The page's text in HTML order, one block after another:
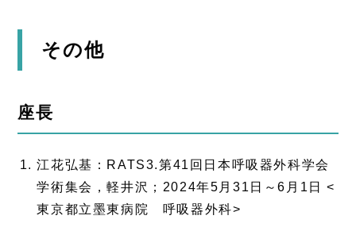
その他
座長
江花弘基：RATS3.第41回日本呼吸器外科学会
学術集会，軽井沢；2024年5月31日～6月1日 <
東京都立墨東病院 呼吸器外科>